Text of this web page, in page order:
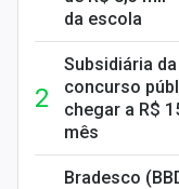
da escola
Subsidiária
concurso
chegar a R$
mês
Bradesco